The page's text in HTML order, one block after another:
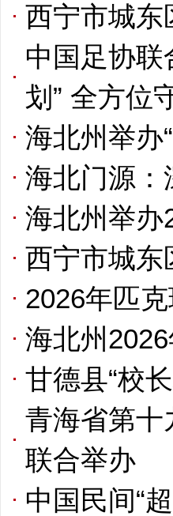
西宁市城东
中国足协联
划” 全方位
海北州举办
海北门源：
海北州举办
西宁市城东
2026年匹
海北州
甘德县“校
青海省第十
联合举办
中国民间“